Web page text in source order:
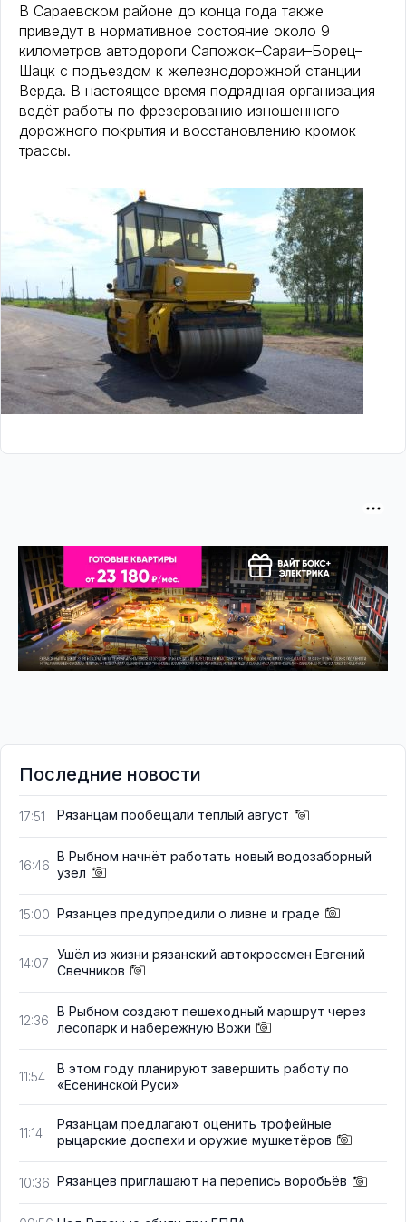
В Сараевском районе до конца года также
приведут в нормативное состояние около 9
километров автодороги Сапожок–Сараи–Борец–
Шацк с подъездом к железнодорожной станции
Верда. В настоящее время подрядная организация
ведёт работы по фрезерованию изношенного
дорожного покрытия и восстановлению кромок
трассы.
Последние новости
17:51 Рязанцам пообещали тёплый август
16:46
В Рыбном начнёт работать новый водозаборный
узел
15:00 Рязанцев предупредили о ливне и граде
14:07
Ушёл из жизни рязанский автокроссмен Евгений
Свечников
12:36
В Рыбном создают пешеходный маршрут через
лесопарк и набережную Вожи
11:54
В этом году планируют завершить работу по
«Есенинской Руси»
11:14
Рязанцам предлагают оценить трофейные
рыцарские доспехи и оружие мушкетёров
10:36 Рязанцев приглашают на перепись воробьёв